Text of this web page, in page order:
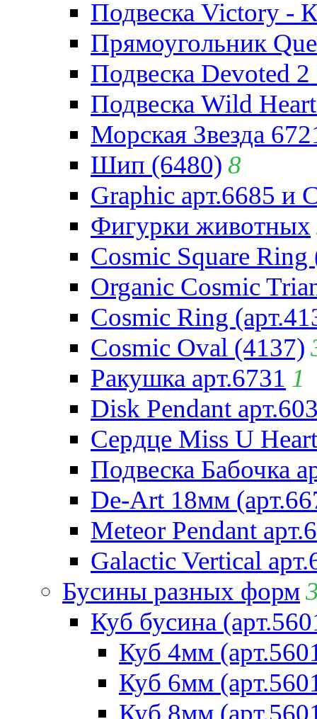
Подвеска Victory -
Прямоугольник
Подвеска Devoted
Подвеска Wild
Морская Звезда
Шип (6480) 8
Graphic арт.6685 и
Фигурки животных
Cosmic Square Ring
Organic Cosmic
Cosmic Ring
Cosmic Oval (4137)
Ракушка арт.6731 1
Disk Pendant
Сердце Miss U
Подвеска Бабочка
De-Art 18мм
Meteor Pendant
Galactic Vertical
Бусины разных форм
Куб бусина
Куб 4мм
Куб 6мм
Куб 8мм